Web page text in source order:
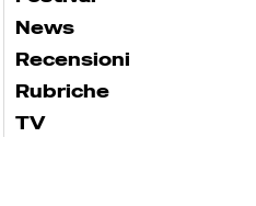
News
Recensioni
Rubriche
TV